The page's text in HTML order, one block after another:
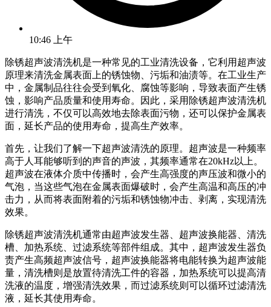
10:46 上午
除锈超声波清洗机是一种常见的工业清洗设备，它利用超声波
原理来清洗金属表面上的锈蚀物、污垢和油渍等。在工业生产
中，金属制品往往会受到氧化、腐蚀等影响，导致表面产生锈
蚀，影响产品质量和使用寿命。因此，采用除锈超声波清洗机
进行清洗，不仅可以高效地去除表面污物，还可以保护金属表
面，延长产品的使用寿命，提高生产效率。
首先，让我们了解一下超声波清洗的原理。超声波是一种频率
高于人耳能够听到的声音的声波，其频率通常在20kHz以上。
超声波在液体介质中传播时，会产生高强度的声压波和微小的
气泡，当这些气泡在金属表面爆破时，会产生高温和高压的冲
击力，从而将表面附着的污垢和锈蚀物冲击、剥离，实现清洗
效果。
除锈超声波清洗机通常由超声波发生器、超声波换能器、清洗
槽、加热系统、过滤系统等部件组成。其中，超声波发生器负
责产生高频超声波信号，超声波换能器将电能转换为超声波能
量，清洗槽则是放置待清洗工件的容器，加热系统可以提高清
洗液的温度，增强清洗效果，而过滤系统则可以循环过滤清洗
液，延长其使用寿命。